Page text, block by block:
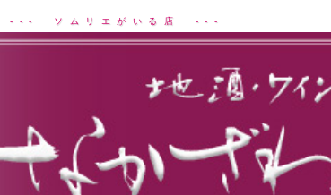
--- ソムリエがいる店 ---